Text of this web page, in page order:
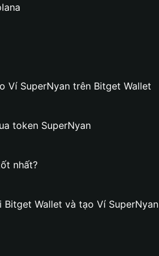
Ví SuperNyan trên Bitget Wallet
token SuperNyan
nhất?
Bitget Wallet và tạo Ví SuperNyan